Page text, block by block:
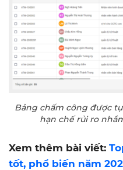
Bảng chấm công được
hạn chế rủi ro
Xem thêm bài viết:
tốt, phổ biến năm